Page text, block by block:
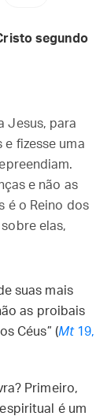
segundo
Jesus, para
e fizesse uma
e não as
é o Reino dos
elas,
suas mais
as proibais
Céus” (Mt19,
Primeiro,
é um